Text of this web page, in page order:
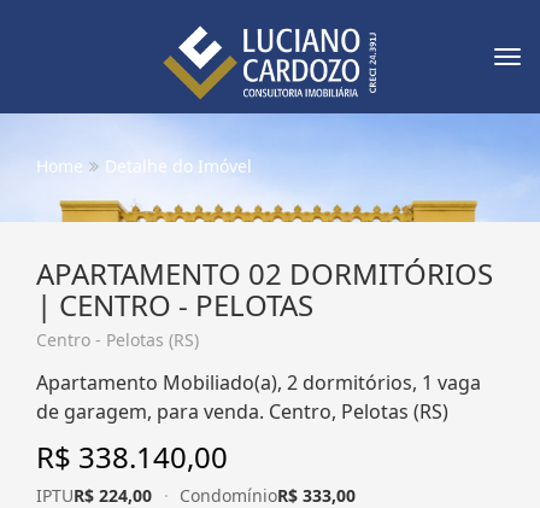
Home Detalhe do Imóvel
APARTAMENTO 02 DORMITÓRIOS
| CENTRO - PELOTAS
Centro - Pelotas (RS)
Apartamento Mobiliado(a), 2 dormitórios, 1 vaga
de garagem, para venda. Centro, Pelotas (RS)
R$ 338.140,00
IPTUR$ 224,00 · CondomínioR$ 333,00